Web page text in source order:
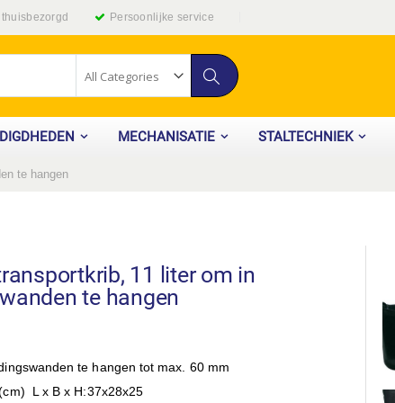
Persoonlijke service
Zoek
MECHANISATIE STALTECHNIEK
te hangen
11 liter om in
te hangen
te hangen tot max. 60 mm
L x B x H:37x28x25